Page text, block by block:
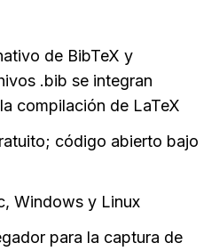
de BibTeX y
.bib se integran
compilación de LaTeX
código abierto bajo
Windows y Linux
para la captura de